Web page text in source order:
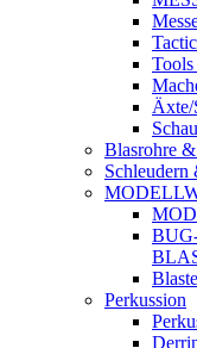
Äxte/
Blasrohre
Schleudern
Perkussion